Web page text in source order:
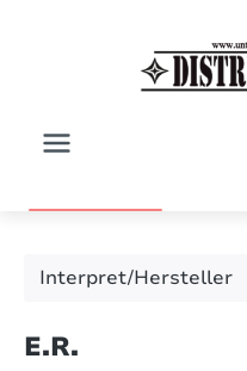
Interpret/Hersteller
E.R.